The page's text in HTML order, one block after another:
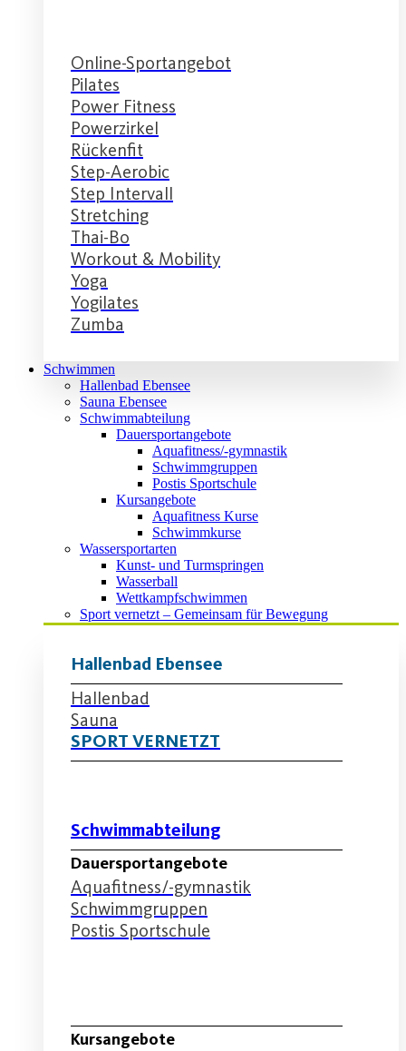
Online-Sportangebot
Pilates
Power Fitness
Powerzirkel
Rückenfit
Step-Aerobic
Step Intervall
Stretching
Thai-Bo
Workout & Mobility
Yoga
Yogilates
Zumba
Schwimmen
Hallenbad Ebensee
Sauna Ebensee
Schwimmabteilung
Dauersportangebote
Aquafitness/-gymnastik
Schwimmgruppen
Postis Sportschule
Kursangebote
Aquafitness Kurse
Schwimmkurse
Wassersportarten
Kunst- und Turmspringen
Wasserball
Wettkampfschwimmen
Sport vernetzt – Gemeinsam für Bewegung
Hallenbad Ebensee
Hallenbad
Sauna
SPORT VERNETZT
Schwimmabteilung
Dauersportangebote
Aquafitness/-gymnastik
Schwimmgruppen
Postis Sportschule
Kursangebote